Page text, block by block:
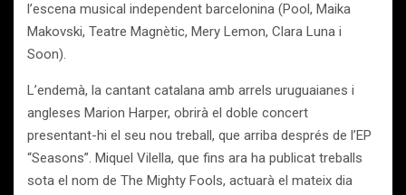
l’escena musical independent barcelonina (Pool, Maika
Makovski, Teatre Magnètic, Mery Lemon, Clara Luna i
Soon).
L’endemà, la cantant catalana amb arrels uruguaianes i
angleses Marion Harper, obrirà el doble concert
presentant-hi el seu nou treball, que arriba després de l’EP
“Seasons”. Miquel Vilella, que fins ara ha publicat treballs
sota el nom de The Mighty Fools, actuarà el mateix dia